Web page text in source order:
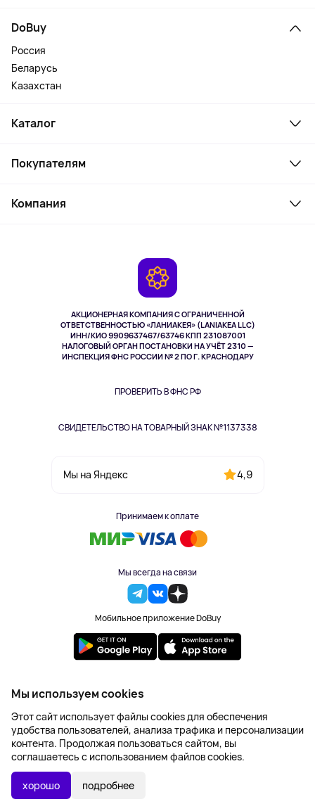
В КОРЗИНУ
АКЦИОНЕРНАЯ КОМПАНИЯ С ОГРАНИЧЕННОЙ
ОТВЕТСТВЕННОСТЬЮ «ЛАНИАКЕЯ» (LANIAKEA LLC)
ИНН/КИО 9909637467/63746 КПП 231087001
НАЛОГОВЫЙ ОРГАН ПОСТАНОВКИ НА УЧЁТ 2310 —
ИНСПЕКЦИЯ ФНС РОССИИ № 2 ПО Г. КРАСНОДАРУ
ПРОВЕРИТЬ В ФНС РФ
СВИДЕТЕЛЬСТВО НА ТОВАРНЫЙ ЗНАК №1137338
Мы на Яндекс 4,9
Принимаем к оплате
Мы всегда на связи
Мобильное приложение DoBuy
DoBuy
Россия
Беларусь
Казахстан
Каталог
Ноутбуки, мониторы, VR
Косметика и уход
Здоровье питомцев
Одежда и аксессуары
Покупателям
Как заказать
Компания
2023-2026 © DoBuy. Все права защищены
Правила обработки персональных данных
Пользовательское соглашение
Оферта
Создание сайта – NetLab
Мы используем cookies
Этот сайт использует файлы cookies для обеспечения
удобства пользователей, анализа трафика и персонализации
контента. Продолжая пользоваться сайтом, вы
соглашаетесь с использованием файлов cookies.
хорошо подробнее